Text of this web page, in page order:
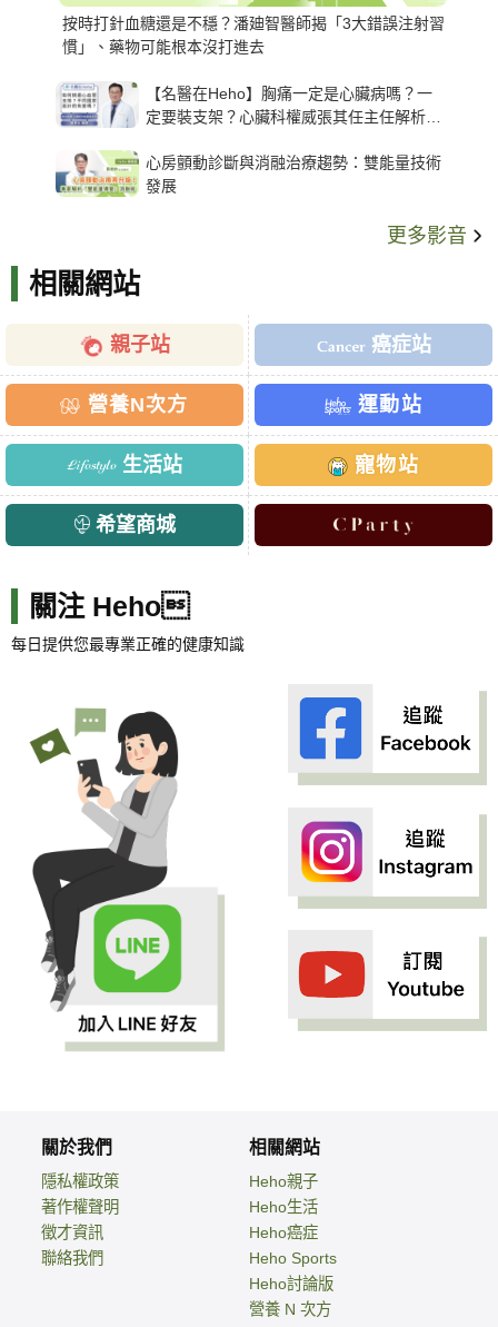
按時打針血糖還是不穩？潘廸智醫師揭「3大錯誤注射習
慣」、藥物可能根本沒打進去
【名醫在Heho】胸痛一定是心臟病嗎？一
定要裝支架？心臟科權威張其任主任解析支
心房顫動診斷與消融治療趨勢：雙能量技術
發展
更多影音
相關網站
親子站 癌症站
營養N次方 運動站
生活站 寵物站
希望商城
關注 Heho
每日提供您最專業正確的健康知識
關於我們
隱私權政策
著作權聲明
徵才資訊
聯絡我們
相關網站
Heho親子
Heho生活
Heho癌症
Heho Sports
Heho討論版
營養 N 次方